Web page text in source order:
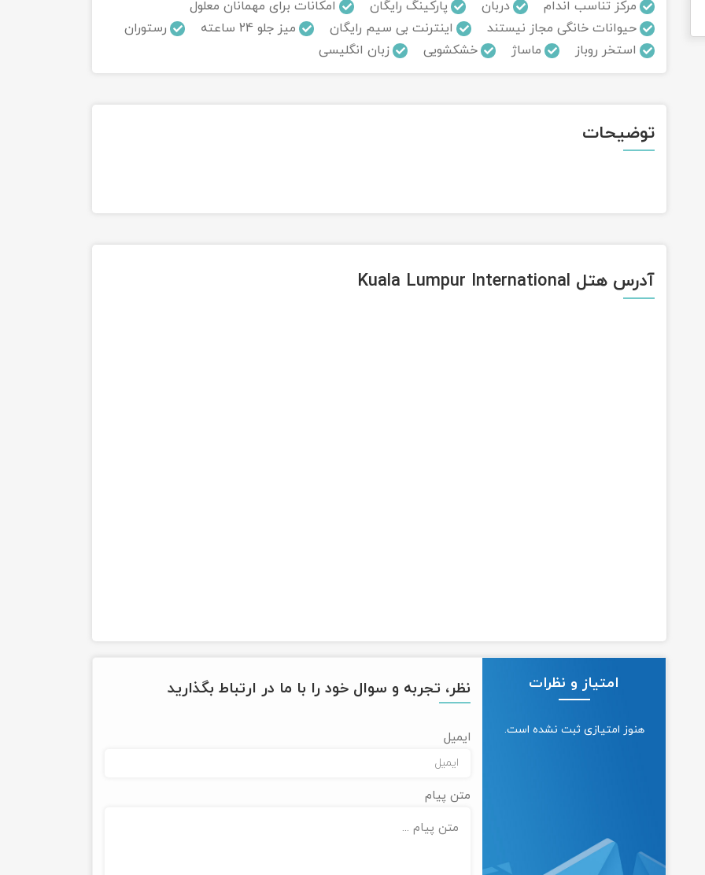
مرکز تناسب اندام دربان پارکینگ رایگان
امکانات برای مهمانان معلول
حیوانات خانگی مجاز نیستند
اینترنت بی سیم رایگان میز جلو 24 ساعته
رستوران
استخر روباز
ماساژ خشکشویی زبان انگلیسی
توضیحات
آدرس هتل Kuala Lumpur International
امتیاز و نظرات
هنوز امتیازی ثبت نشده است.
نظر، تجربه و سوال خود را با ما در ارتباط بگذارید
ایمیل
متن پیام